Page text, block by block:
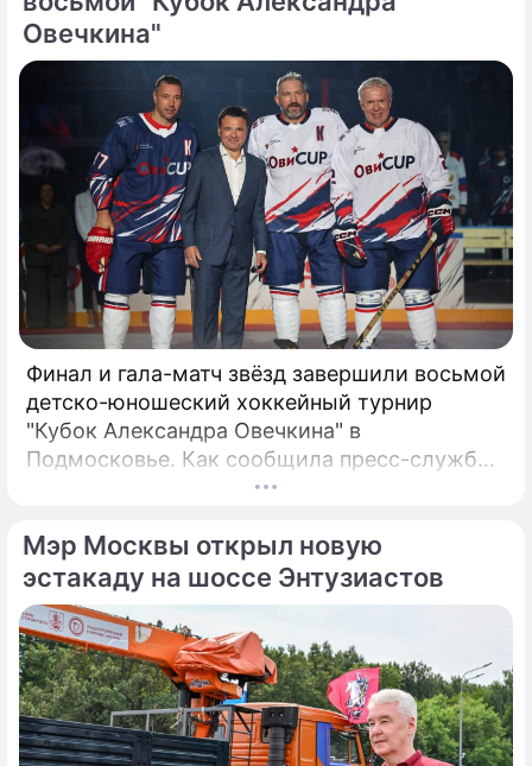
Овечкина"
Финал и гала-матч звёзд завершили восьмой
детско-юношеский хоккейный турнир
"Кубок Александра Овечкина" в
Подмосковье. Как сообщила пресс-служба
регионального правительства, губернатор
сделал символическое сбрасывание шайбы
на «Арене Мытищи».
Мэр Москвы открыл новую
эстакаду на шоссе Энтузиастов